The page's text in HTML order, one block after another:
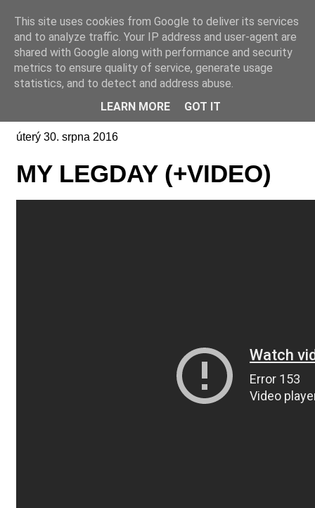
Online casino CZ
úterý 30. srpna 2016
MY LEGDAY (+VIDEO)
This site uses cookies from Google to deliver its services
and to analyze traffic. Your IP address and user-agent are
shared with Google along with performance and security
metrics to ensure quality of service, generate usage
statistics, and to detect and address abuse.
LEARN MORE
GOT IT